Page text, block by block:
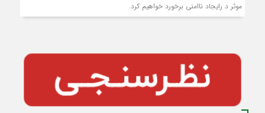
موثر د رایجاد ناامنی برخورد خواهيم كرد.